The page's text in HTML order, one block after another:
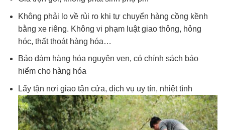
Không phải lo về rủi ro khi tự chuyển hàng cồng kềnh
bằng xe riêng. Không vi phạm luật giao thông, hỏng
hóc, thất thoát hàng hóa…
Bảo đảm hàng hóa nguyên vẹn, có chính sách bảo
hiểm cho hàng hóa
Lấy tận nơi giao tận cửa, dịch vụ uy tín, nhiệt tình